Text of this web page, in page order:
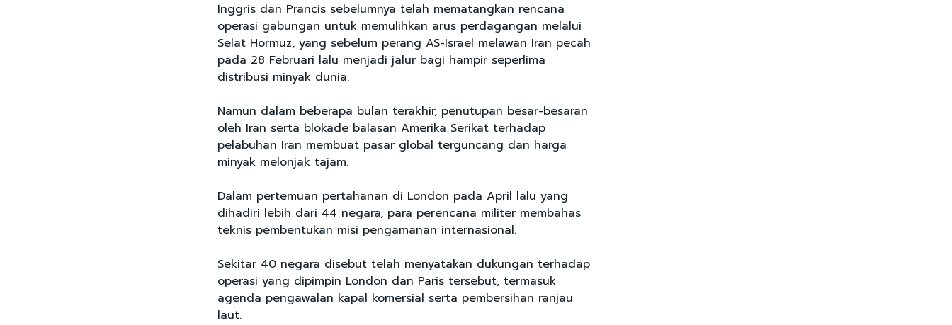
Inggris dan Prancis sebelumnya telah mematangkan rencana
operasi gabungan untuk memulihkan arus perdagangan melalui
Selat Hormuz, yang sebelum perang AS-Israel melawan Iran pecah
pada 28 Februari lalu menjadi jalur bagi hampir seperlima
distribusi minyak dunia.
Namun dalam beberapa bulan terakhir, penutupan besar-besaran
oleh Iran serta blokade balasan Amerika Serikat terhadap
pelabuhan Iran membuat pasar global terguncang dan harga
minyak melonjak tajam.
Dalam pertemuan pertahanan di London pada April lalu yang
dihadiri lebih dari 44 negara, para perencana militer membahas
teknis pembentukan misi pengamanan internasional.
Sekitar 40 negara disebut telah menyatakan dukungan terhadap
operasi yang dipimpin London dan Paris tersebut, termasuk
agenda pengawalan kapal komersial serta pembersihan ranjau
laut.